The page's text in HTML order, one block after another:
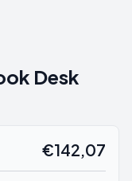
Desk
€142,07